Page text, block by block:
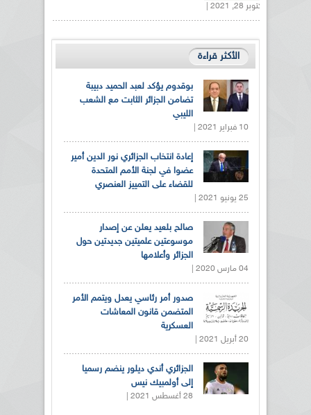
أكتوبر 28, 2021 |
الأكثر قراءة
بوقدوم يؤكد لعبد الحميد دبيبة
تضامن الجزائر الثابت مع الشعب
الليبي
10 فبراير 2021 |
إعادة انتخاب الجزائري نور الدين أمير
عضوا في لجنة الأمم المتحدة
للقضاء على التمييز العنصري
25 يونيو 2021 |
صالح بلعيد يعلن عن إصدار
موسوعتين علميتين جديدتين حول
الجزائر وأعلامها
04 مارس 2020 |
صدور أمر رئاسي يعدل ويتمم الأمر
المتضمن قانون المعاشات
العسكرية
20 أبريل 2021 |
الجزائري أندي ديلور ينضم رسميا
إلى أولمبيك نيس
28 أغسطس 2021 |